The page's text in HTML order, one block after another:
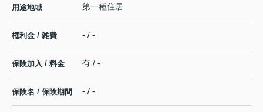
用途地域 第一種住居
権利金 / 雑費 - / -
保険加入 / 料金 有 / -
保険名 / 保険期間 - / -